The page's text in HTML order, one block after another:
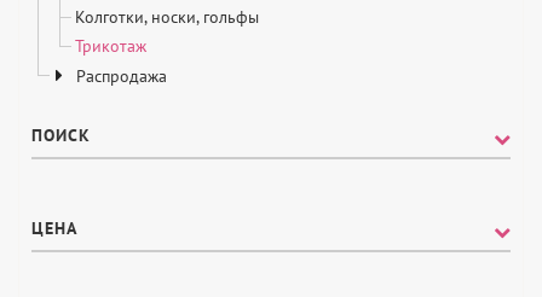
Колготки, носки, гольфы
Трикотаж
Распродажа
ПОИСК
ЦЕНА